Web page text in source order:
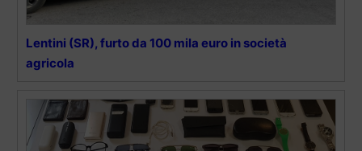
Lentini (SR), furto da 100 mila euro in società
agricola